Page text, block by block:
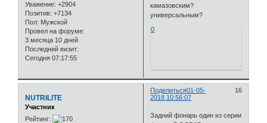
Уважение: +2904
Позитив: +7134
Пол: Мужской
Провел на форуме:
3 месяца 10 дней
Последний визит:
Сегодня 07:17:55
камазовским?
универсальным?
0
Поделиться 16
01-05-
2018 10:56:07
NUTRILITE
Участник
Рейтинг:
Задний фонарь один из серии